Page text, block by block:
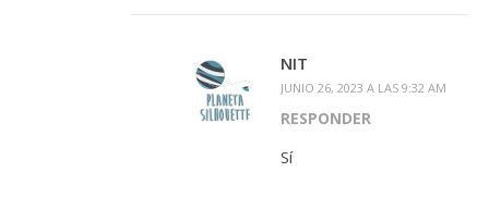
NIT
JUNIO 26, 2023 A LAS 9:32 AM
RESPONDER
Sí